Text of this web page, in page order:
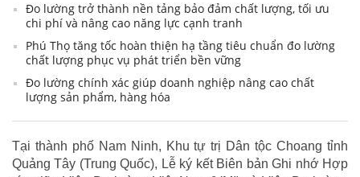
Đo lường trở thành nền tảng bảo đảm chất lượng, tối ưu
chi phí và nâng cao năng lực cạnh tranh
Phú Thọ tăng tốc hoàn thiện hạ tầng tiêu chuẩn đo lường
chất lượng phục vụ phát triển bền vững
Đo lường chính xác giúp doanh nghiệp nâng cao chất
lượng sản phẩm, hàng hóa
Tại thành phố Nam Ninh, Khu tự trị Dân tộc Choang tỉnh
Quảng Tây (Trung Quốc), Lễ ký kết Biên bản Ghi nhớ Hợp